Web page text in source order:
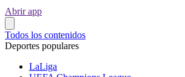
Abrir app
Todos los contenidos
Deportes populares
LaLiga